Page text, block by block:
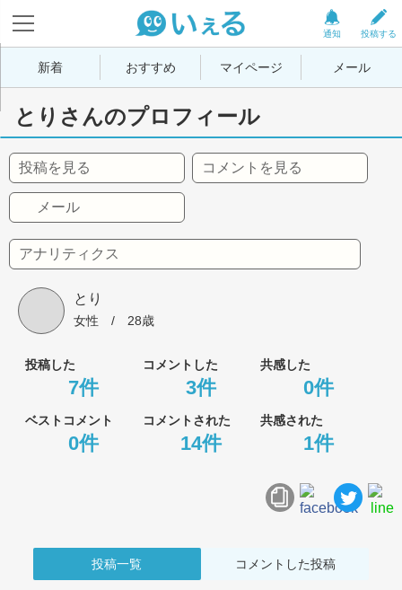
投稿する
通知
新着 おすすめ マイページ メール
とりさんのプロフィール
投稿を見る コメントを見る
メール
アナリティクス
とり
女性 / 28歳
投稿した コメントした 共感した
7件 3件 0件
ベストコメント コメントされた 共感された
0件 14件 1件
投稿一覧 コメントした投稿